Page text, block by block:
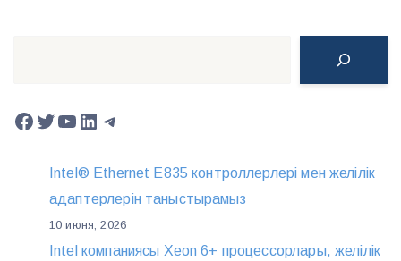
Facebook
Twitter
YouTube
LinkedIn
Telegram
Intel® Ethernet E835 контроллерлері мен желілік
адаптерлерін таныстырамыз
10 июня, 2026
Intel компаниясы Xeon 6+ процессорлары, желілік